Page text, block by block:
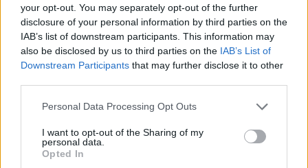
your opt-out. You may separately opt-out of the further
disclosure of your personal information by third parties on the
IAB’s list of downstream participants. This information may
also be disclosed by us to third parties on the IAB’s List of
Downstream Participants that may further disclose it to other
Please note that this website/app uses one or more Google
not limited to your visit or usage behaviour. You may click to
grant or deny consent to Google and its third-party tags to
use your data for below specified purposes in below Google
Personal Data Processing Opt Outs
I want to opt-out of the Sharing of my
personal data.
Opted In